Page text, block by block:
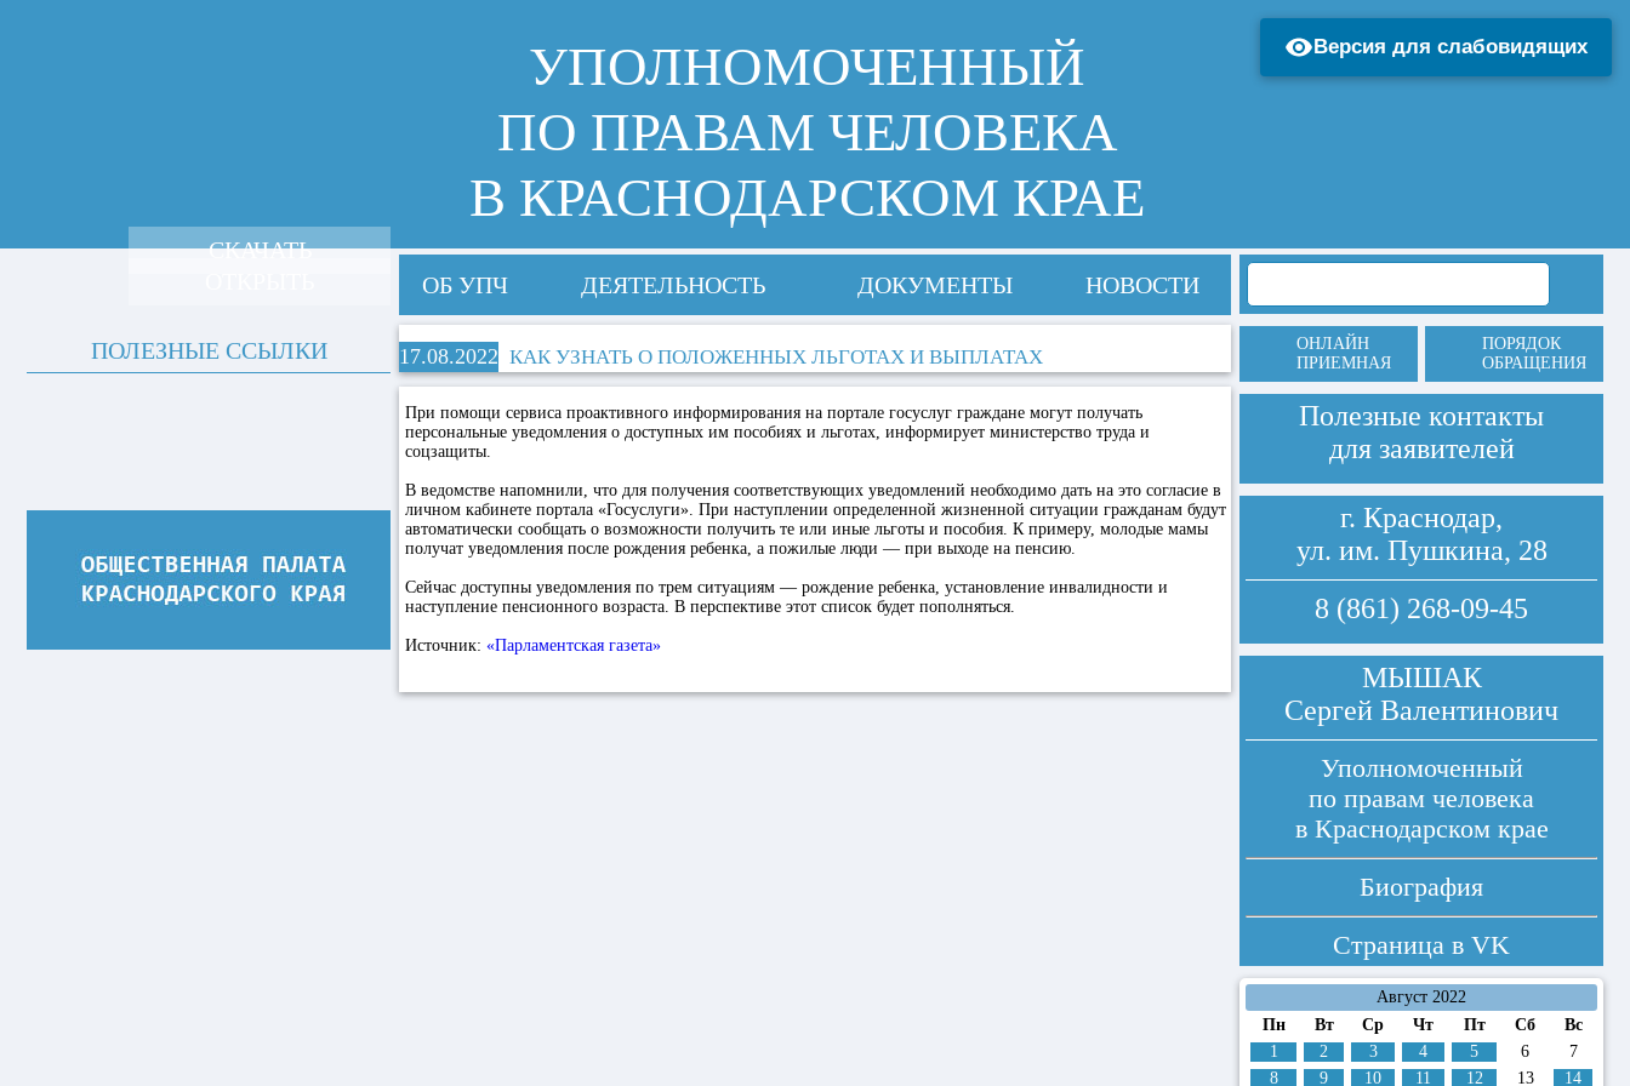
УПОЛНОМОЧЕННЫЙ
ПО ПРАВАМ ЧЕЛОВЕКА
В КРАСНОДАРСКОМ КРАЕ
ОБ УПЧ ДЕЯТЕЛЬНОСТЬ ДОКУМЕНТЫ НОВОСТИ
17.08.2022 КАК УЗНАТЬ О ПОЛОЖЕННЫХ ЛЬГОТАХ И ВЫПЛАТАХ
При помощи сервиса проактивного информирования на портале госуслуг граждане могут получать
персональные уведомления о доступных им пособиях и льготах, информирует министерство труда и
соцзащиты.
В ведомстве напомнили, что для получения соответствующих уведомлений необходимо дать на это согласие в
личном кабинете портала «Госуслуги». При наступлении определенной жизненной ситуации гражданам будут
автоматически сообщать о возможности получить те или иные льготы и пособия. К примеру, молодые мамы
получат уведомления после рождения ребенка, а пожилые люди — при выходе на пенсию.
Сейчас доступны уведомления по трем ситуациям — рождение ребенка, установление инвалидности и
наступление пенсионного возраста. В перспективе этот список будет пополняться.
Источник: «Парламентская газета»
СКАЧАТЬ
ПОЛЕЗНЫЕ ССЫЛКИ
ОНЛАЙН
ПРИЕМНАЯ
ПОРЯДОК
ОБРАЩЕНИЯ
Полезные контакты
для заявителей
г. Краснодар,
ул. им. Пушкина, 28
8 (861) 268-09-45
МЫШАК
Сергей Валентинович
Уполномоченный
по правам человека
в Краснодарском крае
Биография
Страница в VK
Август 2022
Пн
Вт Ср Чт Пт Сб
Вс
1
2 3 4 5 6
7
8
9 10 11 12 13 14
Версия для слабовидящих